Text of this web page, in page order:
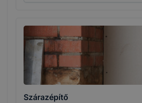
Szárazépítő